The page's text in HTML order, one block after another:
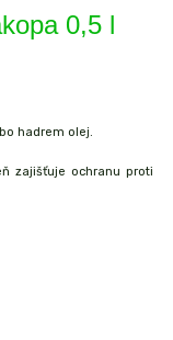
0,5 l
hadrem olej.
zajišťuje ochranu proti